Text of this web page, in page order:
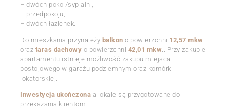
– dwóch pokoi/sypialni,
– przedpokoju,
– dwóch łazienek.
Do mieszkania przynależy balkon o powierzchni 12,57 mkw.
oraz taras dachowy o powierzchni 42,01 mkw.. Przy zakupie
apartamentu istnieje możliwość zakupu miejsca
postojowego w garażu podziemnym oraz komórki
lokatorskiej.
Inwestycja ukończona a lokale są przygotowane do
przekazania klientom.